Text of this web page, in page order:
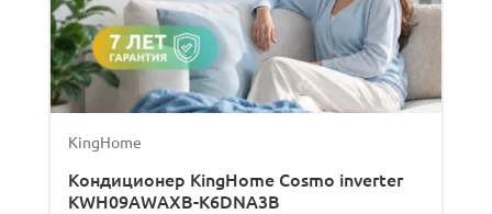
Haier
Hisense
KingHome
LG
MDV
Еще
KingHome
Кондиционер KingHome Cosmo inverter
KWH09AWAXB-K6DNA3B